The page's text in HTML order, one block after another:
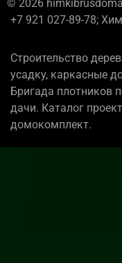
© 2026
+7 921 027-89-78;
Строительство
усадку, каркасные
Бригада плотников
дачи. Каталог
домокомплект.